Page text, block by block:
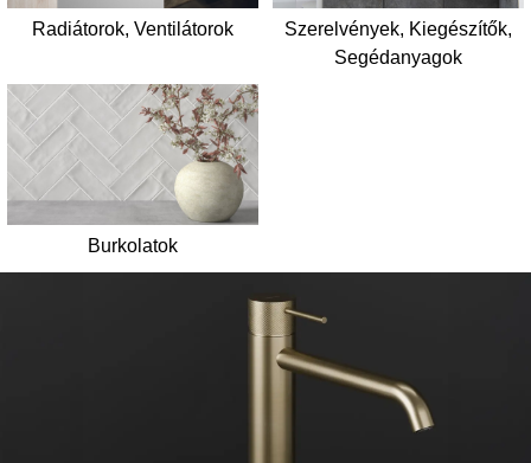
Radiátorok, Ventilátorok
Szerelvények, Kiegészítők,
Segédanyagok
Burkolatok